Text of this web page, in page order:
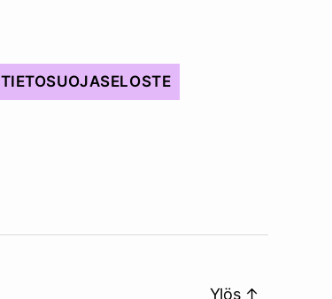
TIETOSUOJASELOSTE
Ylös ↑